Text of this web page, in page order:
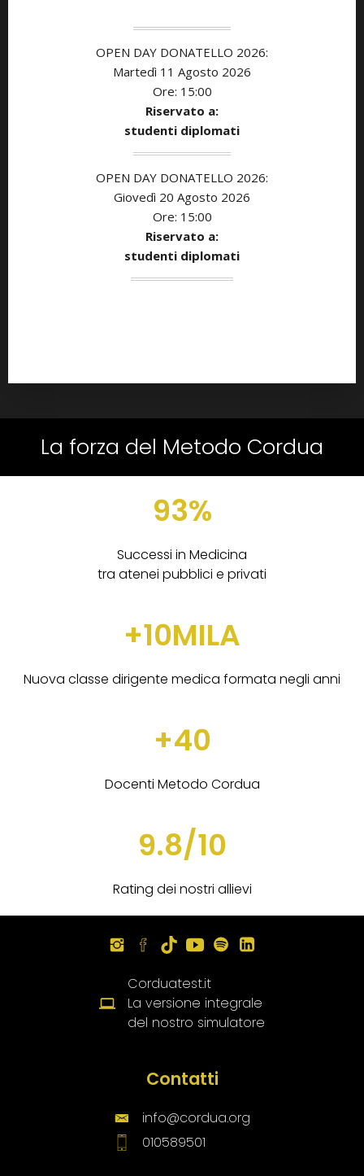
OPEN DAY DONATELLO 2026:
Martedì 11 Agosto 2026
Ore: 15:00
Riservato a:
studenti diplomati
OPEN DAY DONATELLO 2026:
Giovedì 20 Agosto 2026
Ore: 15:00
Riservato a:
studenti diplomati
La forza del Metodo Cordua
93%
Successi in Medicina
tra atenei pubblici e privati
+10MILA
Nuova classe dirigente medica formata negli anni
+40
Docenti Metodo Cordua
9.8/10
Rating dei nostri allievi
Corduatest.it
La versione integrale
del nostro simulatore
Contatti
info@cordua.org
010589501